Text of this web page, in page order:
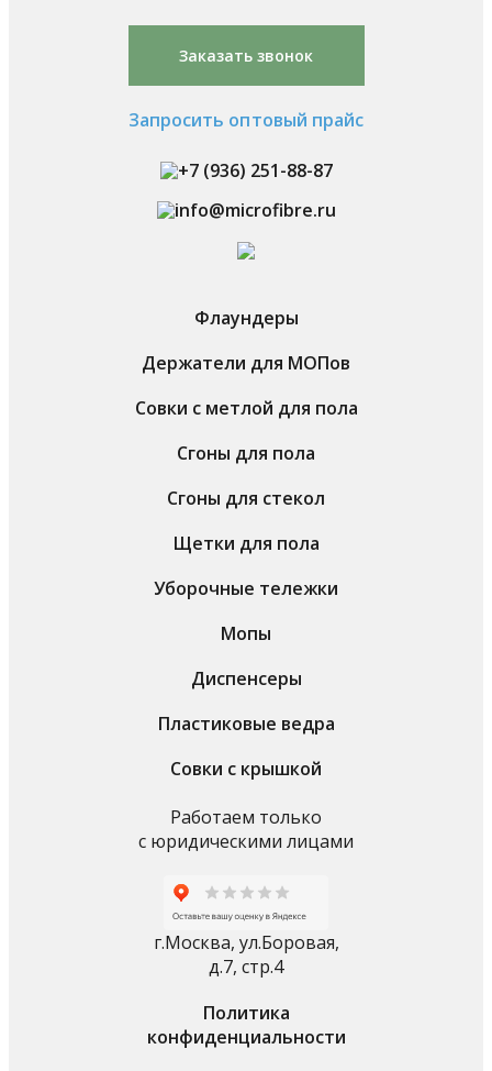
Флаундеры
Держатели для МОПов
Совки с метлой для пола
Сгоны для пола
Сгоны для стекол
Щетки для пола
Заказать звонок
Запросить оптовый прайс
+7 (936) 251-88-87
info@microfibre.ru
Уборочные тележки
Мопы
Диспенсеры
Пластиковые ведра
Совки с крышкой
Работаем только
с юридическими лицами
г.Москва, ул.Боровая,
д.7, стр.4
Политика
конфиденциальности